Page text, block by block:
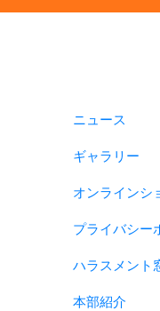
ニュース
ギャラリー
オンラインシ
プライバシー
ハラスメント
本部紹介